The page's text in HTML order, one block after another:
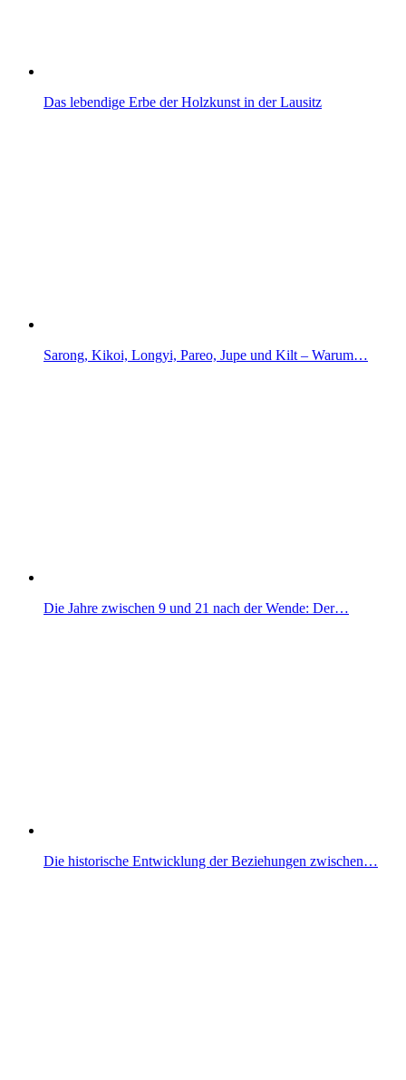
Das lebendige Erbe der Holzkunst in der Lausitz
Sarong, Kikoi, Longyi, Pareo, Jupe und Kilt – Warum…
Die Jahre zwischen 9 und 21 nach der Wende: Der…
Die historische Entwicklung der Beziehungen zwischen…